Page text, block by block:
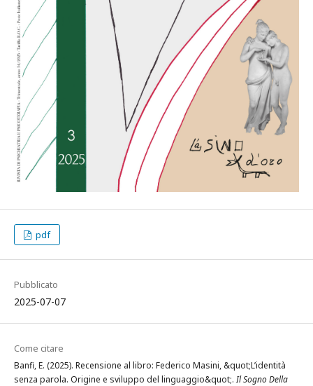
pdf
Pubblicato
2025-07-07
Come citare
Banfi, E. (2025). Recensione al libro: Federico Masini, &quot;L’identità
senza parola. Origine e sviluppo del linguaggio&quot;.Il Sogno Della